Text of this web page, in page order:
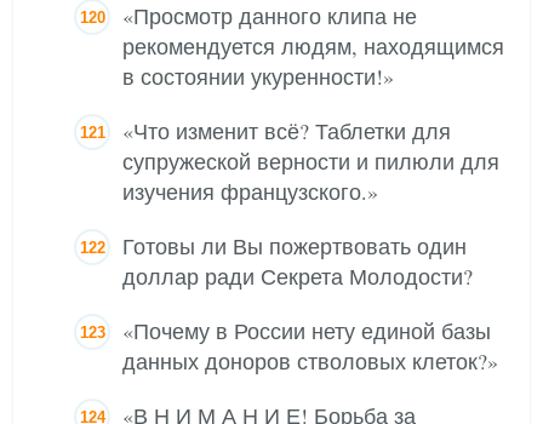
«Просмотр данного клипа не
рекомендуется людям, находящимся
в состоянии укуренности!»
«Что изменит всё? Таблетки для
супружеской верности и пилюли для
изучения французского.»
Готовы ли Вы пожертвовать один
доллар ради Секрета Молодости?
«Почему в России нету единой базы
данных доноров стволовых клеток?»
«В Н И М А Н И Е! Борьба за